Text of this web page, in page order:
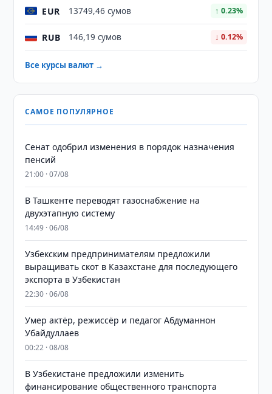
EUR 13749,46 сумов ↑ 0.23%
RUB 146,19 сумов ↓ 0.12%
Все курсы валют →
САМОЕ ПОПУЛЯРНОЕ
Сенат одобрил изменения в порядок назначения
пенсий
21:00 · 07/08
В Ташкенте переводят газоснабжение на
двухэтапную систему
14:49 · 06/08
Узбекским предпринимателям предложили
выращивать скот в Казахстане для последующего
экспорта в Узбекистан
22:30 · 06/08
Умер актёр, режиссёр и педагог Абдуманнон
Убайдуллаев
00:22 · 08/08
В Узбекистане предложили изменить
финансирование общественного транспорта